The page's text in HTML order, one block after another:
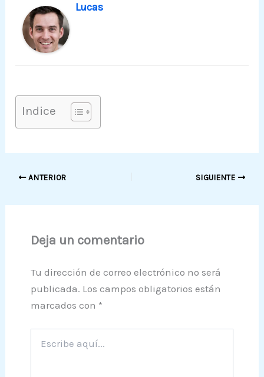
Lucas
Indice
ANTERIOR SIGUIENTE
Deja un comentario
Tu dirección de correo electrónico no será
publicada. Los campos obligatorios están
marcados con *
aquí...